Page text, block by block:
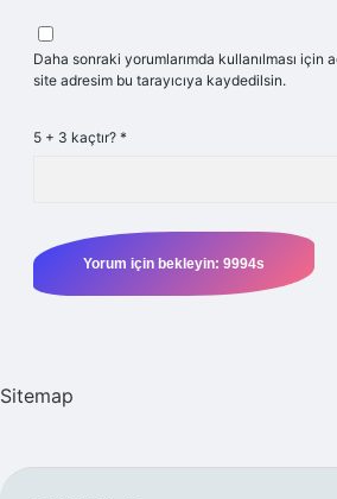
Daha sonraki yorumlarımda kullanılması için
site adresim bu tarayıcıya kaydedilsin.
5 + 3 kaçtır? *
Sitemap